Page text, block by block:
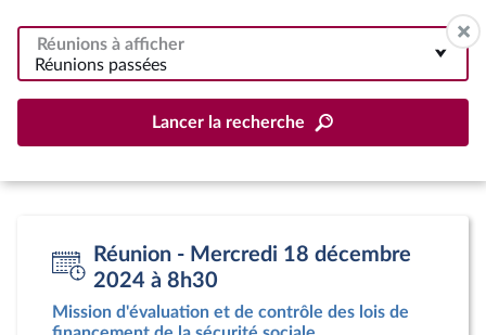
Réunions à afficher
Réunions passées
Lancer la recherche
Réunion - Mercredi 18 décembre
2024 à 8h30
Mission d'évaluation et de contrôle des lois de